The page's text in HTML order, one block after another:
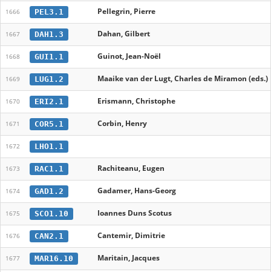
1666 PEL3.1 Pellegrin, Pierre
1667 DAH1.3 Dahan, Gilbert
1668 GUI1.1 Guinot, Jean-Noël
1669 LUG1.2 Maaike van der Lugt, Charles de Miramon (eds.)
1670 ERI2.1 Erismann, Christophe
1671 COR5.1 Corbin, Henry
1672 LHO1.1
1673 RAC1.1 Rachiteanu, Eugen
1674 GAD1.2 Gadamer, Hans-Georg
1675 SCO1.10 Ioannes Duns Scotus
1676 CAN2.1 Cantemir, Dimitrie
1677 MAR16.10 Maritain, Jacques